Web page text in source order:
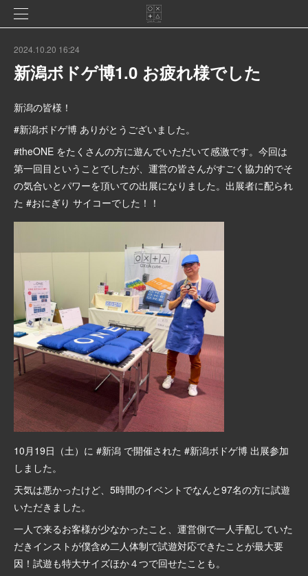
2024.10.20 16:24
新潟ボドゲ博1.0 お疲れ様でした
新潟の皆様！
#新潟ボドゲ博 ありがとうございました。
#theONE をたくさんの方に遊んでいただいて感激です。今回は
第一回目ということでしたが、運営の皆さんがすごく協力的でそ
の気合いとパワーを頂いての出展になりました。出展者に配られ
た #おにぎり サイコーでした！！
10月19日（土）に #新潟 で開催された #新潟ボドゲ博 出展参加
しました。
天気は悪かったけど、5時間のイベントでなんと97名の方に試遊
いただきました。
一人で来るお客様が少なかったこと、運営側で一人手配していた
だきインストが僕含め二人体制で試遊対応できたことが最大要
因！試遊も特大サイズほか４つで回せたことも。